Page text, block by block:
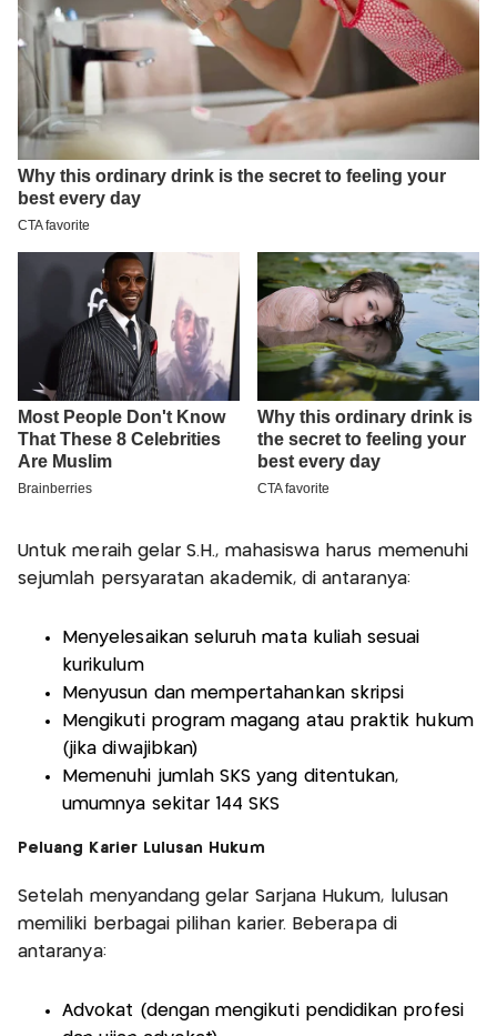
Untuk meraih gelar S.H., mahasiswa harus memenuhi
sejumlah persyaratan akademik, di antaranya:
Menyelesaikan seluruh mata kuliah sesuai
kurikulum
Menyusun dan mempertahankan skripsi
Mengikuti program magang atau praktik hukum
(jika diwajibkan)
Memenuhi jumlah SKS yang ditentukan,
umumnya sekitar 144 SKS
Peluang Karier Lulusan Hukum
Setelah menyandang gelar Sarjana Hukum, lulusan
memiliki berbagai pilihan karier. Beberapa di
antaranya:
Advokat (dengan mengikuti pendidikan profesi